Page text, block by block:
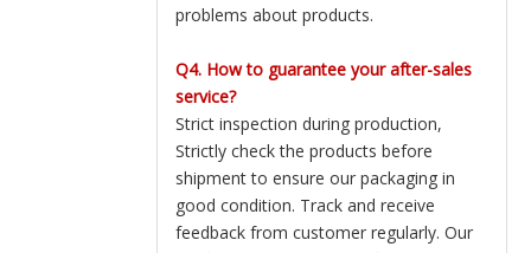
problems about products.
Q4. How to guarantee your after-sales
service?
Strict inspection during production,
Strictly check the products before
shipment to ensure our packaging in
good condition. Track and receive
feedback from customer regularly. Our